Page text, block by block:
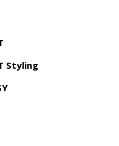
Styling